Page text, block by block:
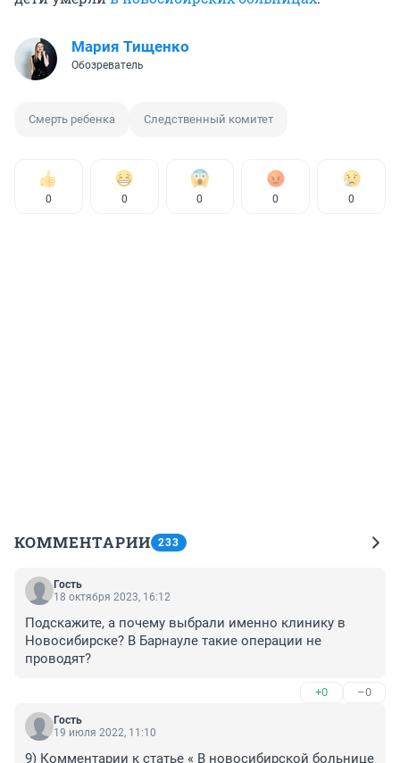
Мария Тищенко
Обозреватель
Смерть ребенка Следственный комитет
0 0 0 0 0
КОММЕНТАРИИ 233
Гость
18 октября 2023, 16:12
Подскажите, а почему выбрали именно клинику в
Новосибирске? В Барнауле такие операции не
проводят?
+0 –0
Гость
19 июля 2022, 11:10
9) Комментарии к статье « В новосибирской больнице